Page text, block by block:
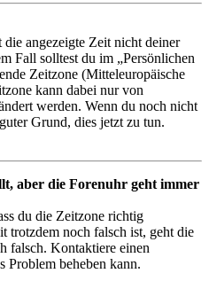
angezeigte Zeit nicht deiner
Fall solltest du im „Persönlichen
Zeitzone (Mitteleuropäische
kann dabei nur von
werden. Wenn du noch nicht
Grund, dies jetzt zu tun.
aber die Forenuhr geht immer
du die Zeitzone richtig
trotzdem noch falsch ist, geht die
falsch. Kontaktiere einen
Problem beheben kann.